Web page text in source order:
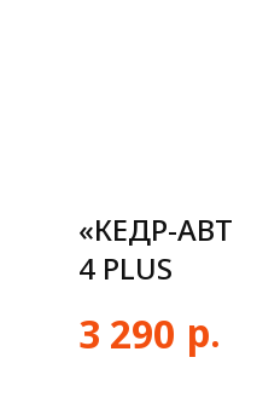
«КЕДР-
4 PLUS
3 290 р.